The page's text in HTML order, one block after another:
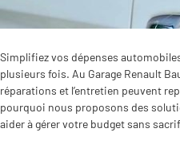
Simplifiez vos dépenses
plusieurs fois. Au Garage Renault
réparations et l’entretien peuvent
pourquoi nous proposons des
aider à gérer votre budget sans